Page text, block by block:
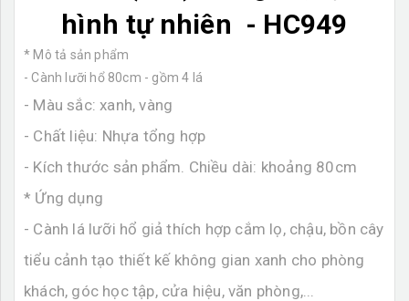
hình tự nhiên - HC949
* Mô tả sản phẩm
- Cành lưỡi hổ 80cm - gồm 4 lá
- Màu sắc: xanh, vàng
- Chất liệu: Nhựa tổng hợp
- Kích thước sản phẩm. Chiều dài: khoảng 80cm
* Ứng dụng
- Cành lá lưỡi hổ giả thích hợp cắm lọ, chậu, bồn cây
tiểu cảnh tạo thiết kế không gian xanh cho phòng
khách, góc học tập, cửa hiệu, văn phòng,...